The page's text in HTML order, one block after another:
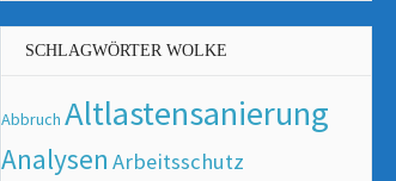
SCHLAGWÖRTER WOLKE
Abbruch Altlastensanierung
Analysen Arbeitsschutz